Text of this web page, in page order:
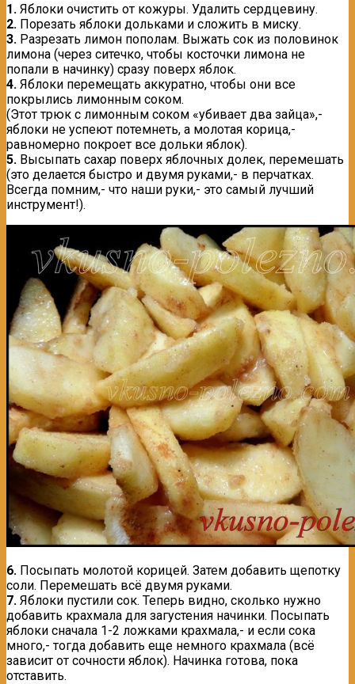
1. Яблоки очистить от кожуры. Удалить сердцевину.
2. Порезать яблоки дольками и сложить в миску.
3. Разрезать лимон пополам. Выжать сок из половинок
лимона (через ситечко, чтобы косточки лимона не
попали в начинку) сразу поверх яблок.
4. Яблоки перемещать аккуратно, чтобы они все
покрылись лимонным соком.
(Этот трюк с лимонным соком «убивает два зайца»,-
яблоки не успеют потемнеть, а молотая корица,-
равномерно покроет все дольки яблок).
5. Высыпать сахар поверх яблочных долек, перемешать
(это делается быстро и двумя руками,- в перчатках.
Всегда помним,- что наши руки,- это самый лучший
инструмент!).
6. Посыпать молотой корицей. Затем добавить щепотку
соли. Перемешать всё двумя руками.
7. Яблоки пустили сок. Теперь видно, сколько нужно
добавить крахмала для загустения начинки. Посыпать
яблоки сначала 1-2 ложками крахмала,- и если сока
много,- тогда добавить еще немного крахмала (всё
зависит от сочности яблок). Начинка готова, пока
отставить.